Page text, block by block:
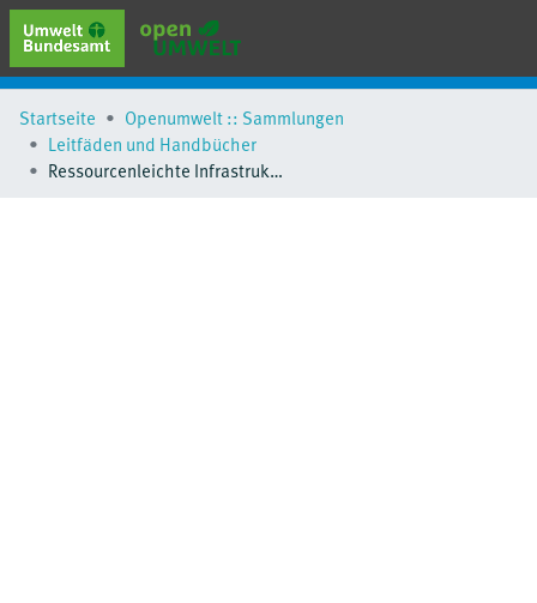
erweiterte Suche
Browse
Sammlungen
Startseite
Openumwelt :: Sammlungen
Leitfäden und Handbücher
Ressourcenleichte Infrastrukturen in Stadt und Region